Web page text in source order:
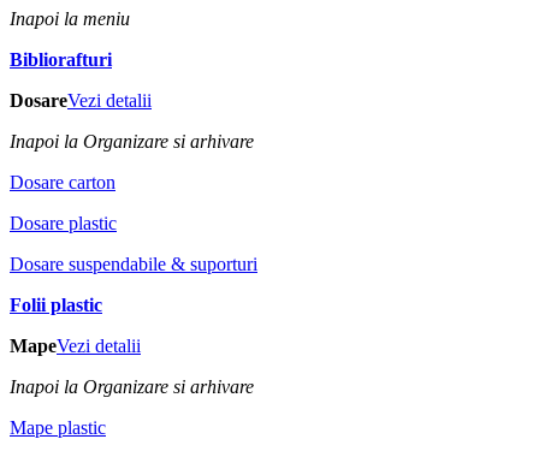
Inapoi la meniu
Bibliorafturi
DosareVezi detalii
Inapoi la Organizare si arhivare
Dosare carton
Dosare plastic
Dosare suspendabile & suporturi
Folii plastic
MapeVezi detalii
Inapoi la Organizare si arhivare
Mape plastic